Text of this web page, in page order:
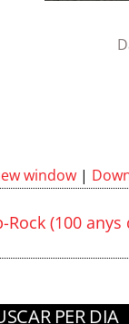
window |
Rock (100
PER DIA